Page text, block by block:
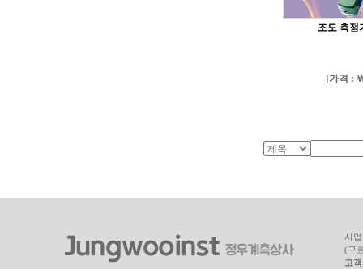
조도 측정
[가격 :
사
(구
고